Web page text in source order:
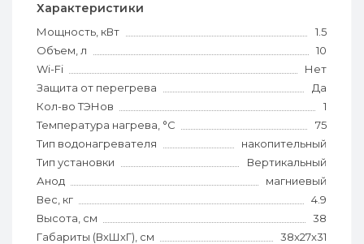
Характеристики
Мощность, кВт
1.5
Объем, л
10
Wi-Fi
Нет
Защита от перегрева
Да
Кол-во ТЭНов
1
Температура нагрева, °С
75
Тип водонагревателя
накопительный
Тип установки
Вертикальный
Анод
магниевый
Вес, кг
4.9
Высота, см
38
Габариты (ВхШхГ), см
38x27x31